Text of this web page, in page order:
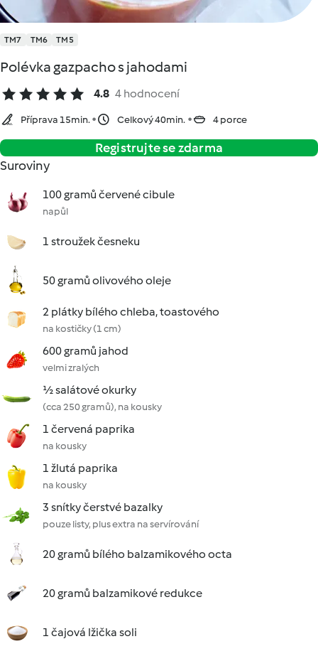
TM7 TM6 TM5
Polévka gazpacho s jahodami
4.8 4 hodnocení
Příprava 15min. Celkový 40min. 4 porce
Registrujte se zdarma
Suroviny
100 gramů červené cibule
napůl
1 stroužek česneku
50 gramů olivového oleje
2 plátky bílého chleba, toastového
na kostičky (1 cm)
600 gramů jahod
velmi zralých
½ salátové okurky
(cca 250 gramů), na kousky
1 červená paprika
na kousky
1 žlutá paprika
na kousky
3 snítky čerstvé bazalky
pouze listy, plus extra na servírování
20 gramů bílého balzamikového octa
20 gramů balzamikové redukce
1 čajová lžička soli